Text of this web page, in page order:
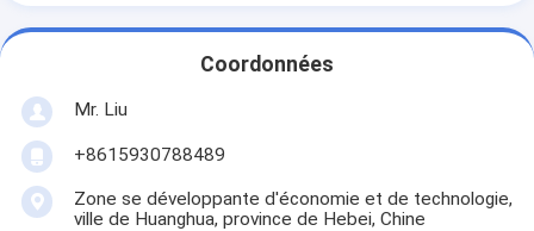
Coordonnées
Mr. Liu
+8615930788489
Zone se développante d'économie et de technologie,
ville de Huanghua, province de Hebei, Chine